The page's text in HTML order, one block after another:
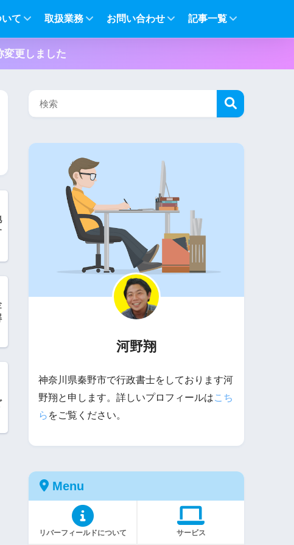
て 取扱業務 お問い合わせ 記事一覧
変更しました
河野翔
神奈川県秦野市で行政書士をしております河
野翔と申します。詳しいプロフィールはこち
ら をご覧ください。
Menu
リバーフィールドについて サービス